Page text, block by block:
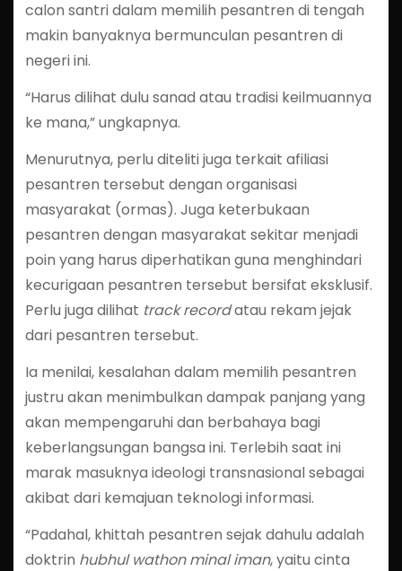
calon santri dalam memilih pesantren di tengah
makin banyaknya bermunculan pesantren di
negeri ini.
“Harus dilihat dulu sanad atau tradisi keilmuannya
ke mana,” ungkapnya.
Menurutnya, perlu diteliti juga terkait afiliasi
pesantren tersebut dengan organisasi
masyarakat (ormas). Juga keterbukaan
pesantren dengan masyarakat sekitar menjadi
poin yang harus diperhatikan guna menghindari
kecurigaan pesantren tersebut bersifat eksklusif.
Perlu juga dilihat track recordatau rekam jejak
dari pesantren tersebut.
Ia menilai, kesalahan dalam memilih pesantren
justru akan menimbulkan dampak panjang yang
akan mempengaruhi dan berbahaya bagi
keberlangsungan bangsa ini. Terlebih saat ini
marak masuknya ideologi transnasional sebagai
akibat dari kemajuan teknologi informasi.
“Padahal, khittah pesantren sejak dahulu adalah
doktrin hubhul wathon minal iman, yaitu cinta